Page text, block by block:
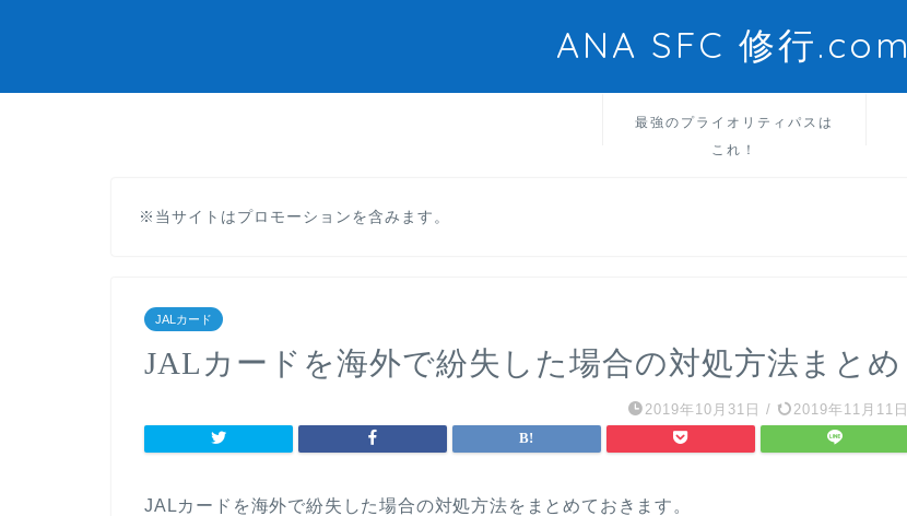
ANA SFC 修行.com
最強のプライオリティパスは
これ！
※当サイトはプロモーションを含みます。
JALカード
JALカードを海外で紛失した場合の対処方法まとめ
2019年10月31日 / 2019年11月11日
JALカードを海外で紛失した場合の対処方法をまとめておきます。